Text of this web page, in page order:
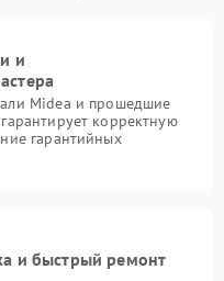
и
Midea и прошедшие
корректную
гарантийных
и быстрый ремонт